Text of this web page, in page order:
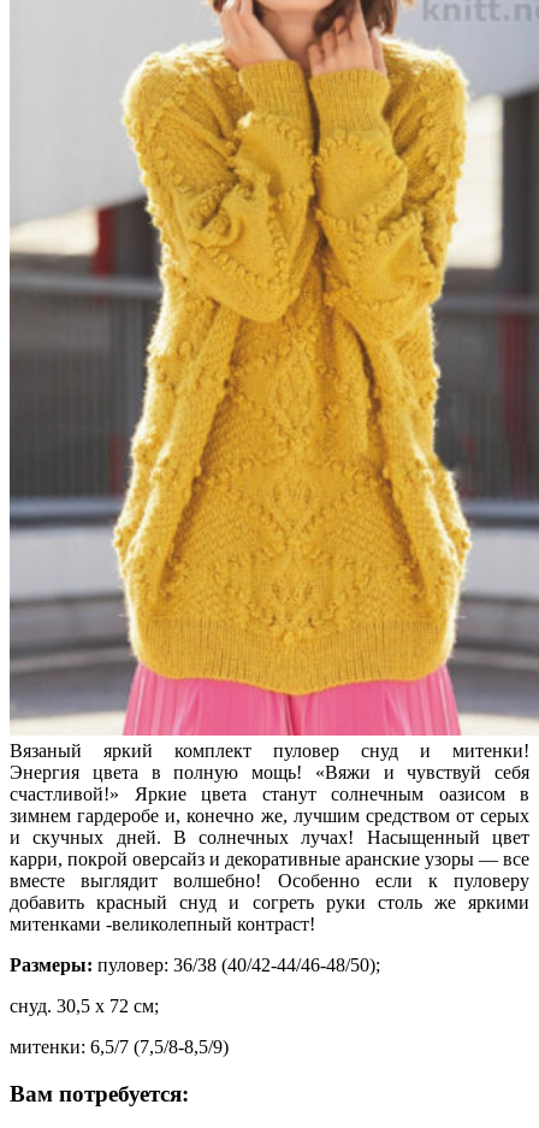
Вязаный яркий комплект пуловер снуд и митенки!
Энергия цвета в полную мощь! «Вяжи и чувствуй себя
счастливой!» Яркие цвета станут солнечным оазисом в
зимнем гардеробе и, конечно же, лучшим средством от серых
и скучных дней. В солнечных лучах! Насыщенный цвет
карри, покрой оверсайз и декоративные аранские узоры — все
вместе выглядит волшебно! Особенно если к пуловеру
добавить красный снуд и согреть руки столь же яркими
митенками -великолепный контраст!
Размеры: пуловер: 36/38 (40/42-44/46-48/50);
снуд. 30,5 х 72 см;
митенки: 6,5/7 (7,5/8-8,5/9)
Вам потребуется: